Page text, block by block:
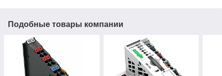
Подобные товары компании